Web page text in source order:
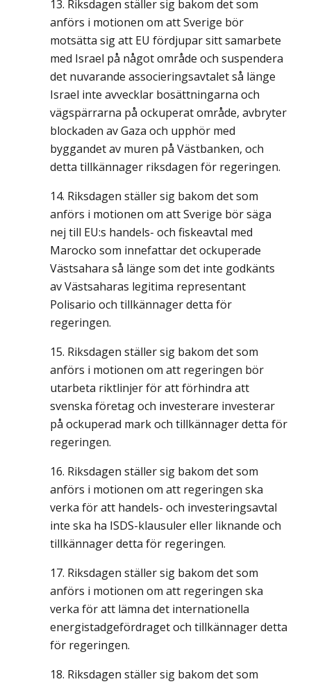
Riksdagen ställer sig bakom det som
anförs i motionen om att Sverige bör
motsätta sig att EU fördjupar sitt samarbete
med Israel på något område och suspendera
det nuvarande associeringsavtalet så länge
Israel inte avvecklar bosättningarna och
vägspärrarna på ockuperat område, avbryter
blockaden av Gaza och upphör med
byggandet av muren på Västbanken, och
detta tillkännager riksdagen för regeringen.
Riksdagen ställer sig bakom det som
anförs i motionen om att Sverige bör säga
nej till EU:s handels-­ och fiskeavtal med
Marocko som innefattar det ockuperade
Västsahara så länge som det inte godkänts
av Västsaharas legitima representant
Polisario och tillkännager detta för
regeringen.
Riksdagen ställer sig bakom det som
anförs i motionen om att regeringen bör
utarbeta riktlinjer för att förhindra att
svenska företag och investerare investerar
på ockuperad mark och tillkännager detta för
regeringen.
Riksdagen ställer sig bakom det som
anförs i motionen om att regeringen ska
verka för att handels- och investeringsavtal
inte ska ha ISDS-klausuler eller liknande och
tillkännager detta för regeringen.
Riksdagen ställer sig bakom det som
anförs i motionen om att regeringen ska
verka för att lämna det internationella
energistadgefördraget och tillkännager detta
för regeringen.
Riksdagen ställer sig bakom det som